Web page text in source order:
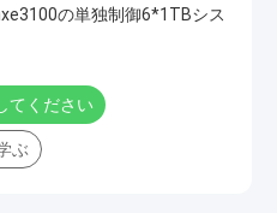
の単独制御6*1TBシス
てください
ぶ